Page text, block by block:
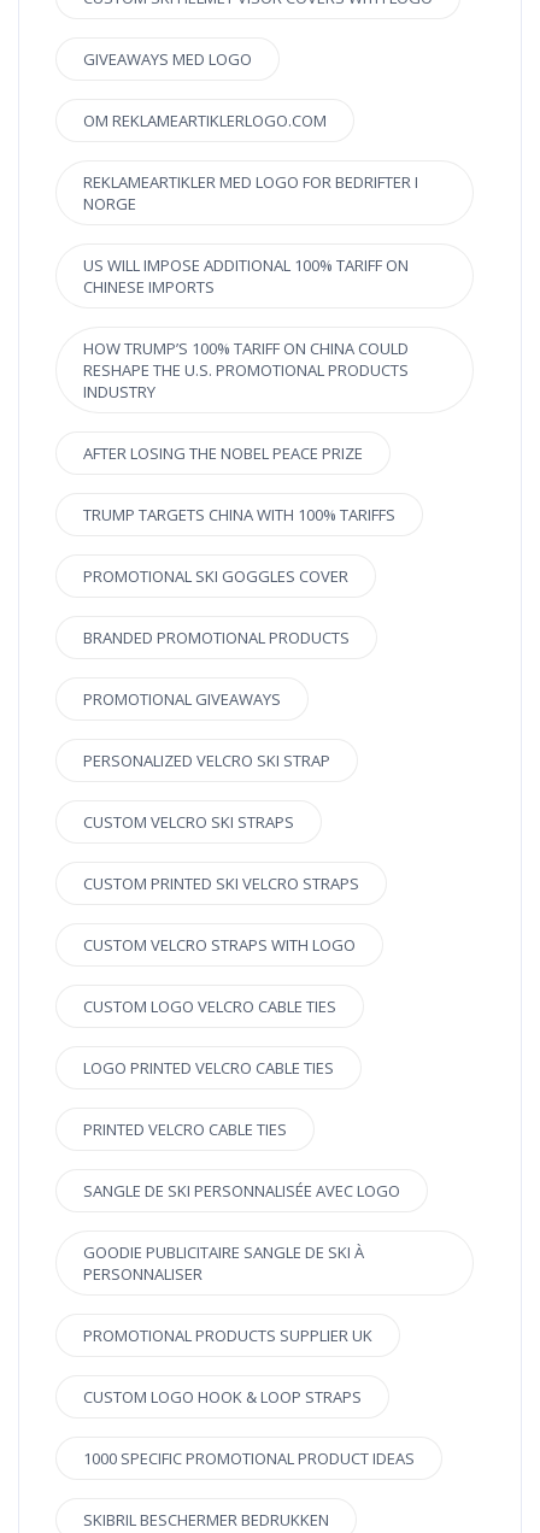
GIVEAWAYS MED LOGO
OM REKLAMEARTIKLERLOGO.COM
REKLAMEARTIKLER MED LOGO FOR BEDRIFTER I
NORGE
US WILL IMPOSE ADDITIONAL 100% TARIFF ON
CHINESE IMPORTS
HOW TRUMP’S 100% TARIFF ON CHINA COULD
RESHAPE THE U.S. PROMOTIONAL PRODUCTS
INDUSTRY
AFTER LOSING THE NOBEL PEACE PRIZE
TRUMP TARGETS CHINA WITH 100% TARIFFS
PROMOTIONAL SKI GOGGLES COVER
BRANDED PROMOTIONAL PRODUCTS
PROMOTIONAL GIVEAWAYS
PERSONALIZED VELCRO SKI STRAP
CUSTOM VELCRO SKI STRAPS
CUSTOM PRINTED SKI VELCRO STRAPS
CUSTOM VELCRO STRAPS WITH LOGO
CUSTOM LOGO VELCRO CABLE TIES
LOGO PRINTED VELCRO CABLE TIES
PRINTED VELCRO CABLE TIES
SANGLE DE SKI PERSONNALISÉE AVEC LOGO
GOODIE PUBLICITAIRE SANGLE DE SKI À
PERSONNALISER
PROMOTIONAL PRODUCTS SUPPLIER UK
CUSTOM LOGO HOOK & LOOP STRAPS
1000 SPECIFIC PROMOTIONAL PRODUCT IDEAS
SKIBRIL BESCHERMER BEDRUKKEN